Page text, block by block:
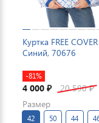
Куртка FREE COVER
Синий, 70676
-81%
4 000 ₽ 20 590₽
Размер
42 50 44